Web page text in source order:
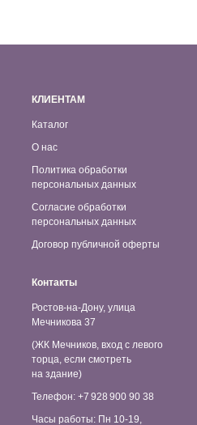
КЛИЕНТАМ
Каталог
О нас
Политика обработки
персональных данных
Согласие обработки
персональных данных
Договор публичной оферты
Контакты
Ростов-на-Дону, улица
Мечникова 37
(ЖК Мечников, вход с левого
торца, если смотреть
на здание)
Телефон: +7 928 900 90 38
Часы работы: Пн 10-19,